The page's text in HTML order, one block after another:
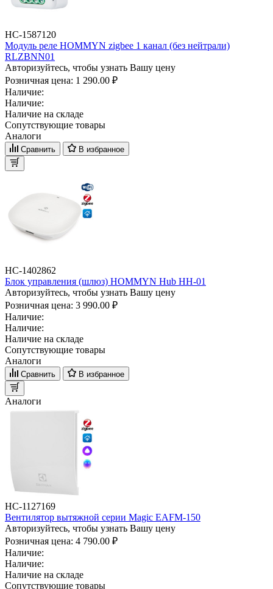
НС-1587120
Модуль реле HOMMYN zigbee 1 канал (без нейтрали)
RLZBNN01
Авторизуйтесь, чтобы узнать Вашу цену
Розничная цена: 1 290.00 ₽
Наличие:
Наличие:
Наличие на складе
Сопутствующие товары
Аналоги
Сравнить В избранное
НС-1402862
Блок управления (шлюз) HOMMYN Hub HH-01
Авторизуйтесь, чтобы узнать Вашу цену
Розничная цена: 3 990.00 ₽
Наличие:
Наличие:
Наличие на складе
Сопутствующие товары
Аналоги
Сравнить В избранное
Аналоги
НС-1127169
Вентилятор вытяжной серии Magic EAFM-150
Авторизуйтесь, чтобы узнать Вашу цену
Розничная цена: 4 790.00 ₽
Наличие:
Наличие:
Наличие на складе
Сопутствующие товары